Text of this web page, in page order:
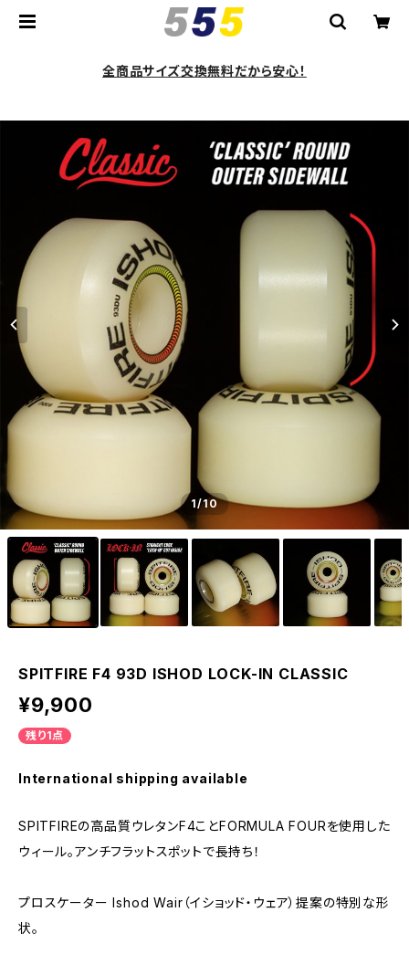
全商品サイズ交換無料だから安心！
1/10
SPITFIRE F4 93D ISHOD LOCK-IN CLASSIC
¥9,900
残り1点
International shipping available
SPITFIREの高品質ウレタンF4ことFORMULA FOURを使用した
ウィール。アンチフラットスポットで長持ち！
プロスケーター Ishod Wair（イショッド・ウェア）提案の特別な形
状。